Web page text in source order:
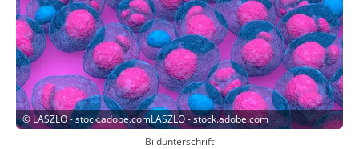
© LASZLO - stock.adobe.comLASZLO - stock.adobe.com
Bildunterschrift